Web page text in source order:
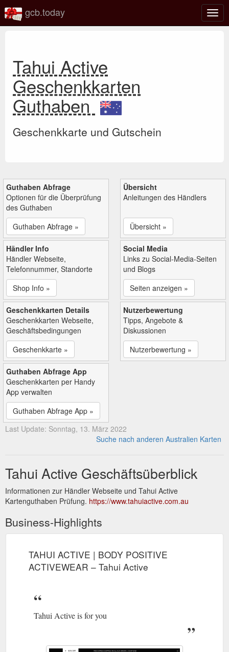
gcb.today
Tahui Active
Geschenkkarten
Guthaben
Geschenkkarte und Gutschein
Guthaben Abfrage
Optionen für die Überprüfung
des Guthaben
Guthaben Abfrage »
Übersicht
Anleitungen des Händlers
Übersicht »
Händler Info
Händler Webseite,
Telefonnummer, Standorte
Shop Info »
Social Media
Links zu Social-Media-Seiten
und Blogs
Seiten anzeigen »
Geschenkkarten Details
Geschenkkarten Webseite,
Geschäftsbedingungen
Geschenkkarte »
Nutzerbewertung
Tipps, Angebote &
Diskussionen
Nutzerbewertung »
Guthaben Abfrage App
Geschenkkarten per Handy
App verwalten
Guthaben Abfrage App »
Last Update: Sonntag, 13. März 2022
Suche nach anderen Australien Karten
Tahui Active Geschäftsüberblick
Informationen zur Händler Webseite und Tahui Active
Kartenguthaben Prüfung. https://www.tahuiactive.com.au
Business-Highlights
TAHUI ACTIVE | BODY POSITIVE
ACTIVEWEAR – Tahui Active
Tahui Active is for you